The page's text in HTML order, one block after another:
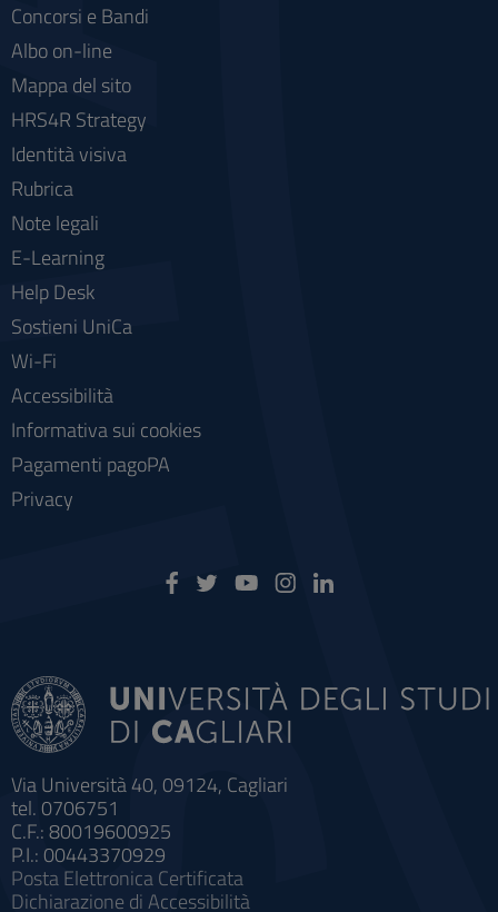
Via Università 40, 09124, Cagliari
tel. 0706751
C.F.: 80019600925
P.I.: 00443370929
Posta Elettronica Certificata
Dichiarazione di Accessibilità
Concorsi e Bandi
Albo on-line
Mappa del sito
HRS4R Strategy
Identità visiva
Rubrica
Note legali
E-Learning
Help Desk
Sostieni UniCa
Wi-Fi
Accessibilità
Informativa sui cookies
Pagamenti pagoPA
Privacy